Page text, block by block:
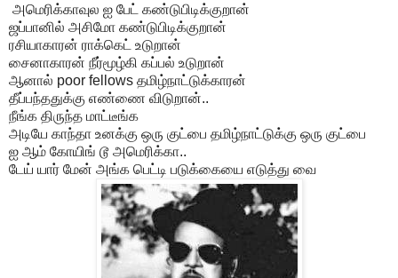
அமெரிக்காவுல ஐ பேட் கண்டுபிடிக்குறான்
ஜப்பானில் அசிமோ கண்டுபிடிக்குறான்
ரசியாகாரன் ராக்கெட் உடுறான்
சைனாகாரன் நீர்மூழ்கி கப்பல் உடுறான்
ஆனால் poor fellows தமிழ்நாட்டுக்காரன்
தீப்பந்ததுக்கு எண்ணை விடுறான்..
நீங்க திருந்த மாட்டீங்க
அடியே காந்தா உனக்கு ஒரு குட்பை தமிழ்நாட்டுக்கு ஒரு குட்பை
ஐ ஆம் கோயிங் டூ அமெரிக்கா..
டேய் யார் மேன் அங்க பெட்டி படுக்கையை எடுத்து வை